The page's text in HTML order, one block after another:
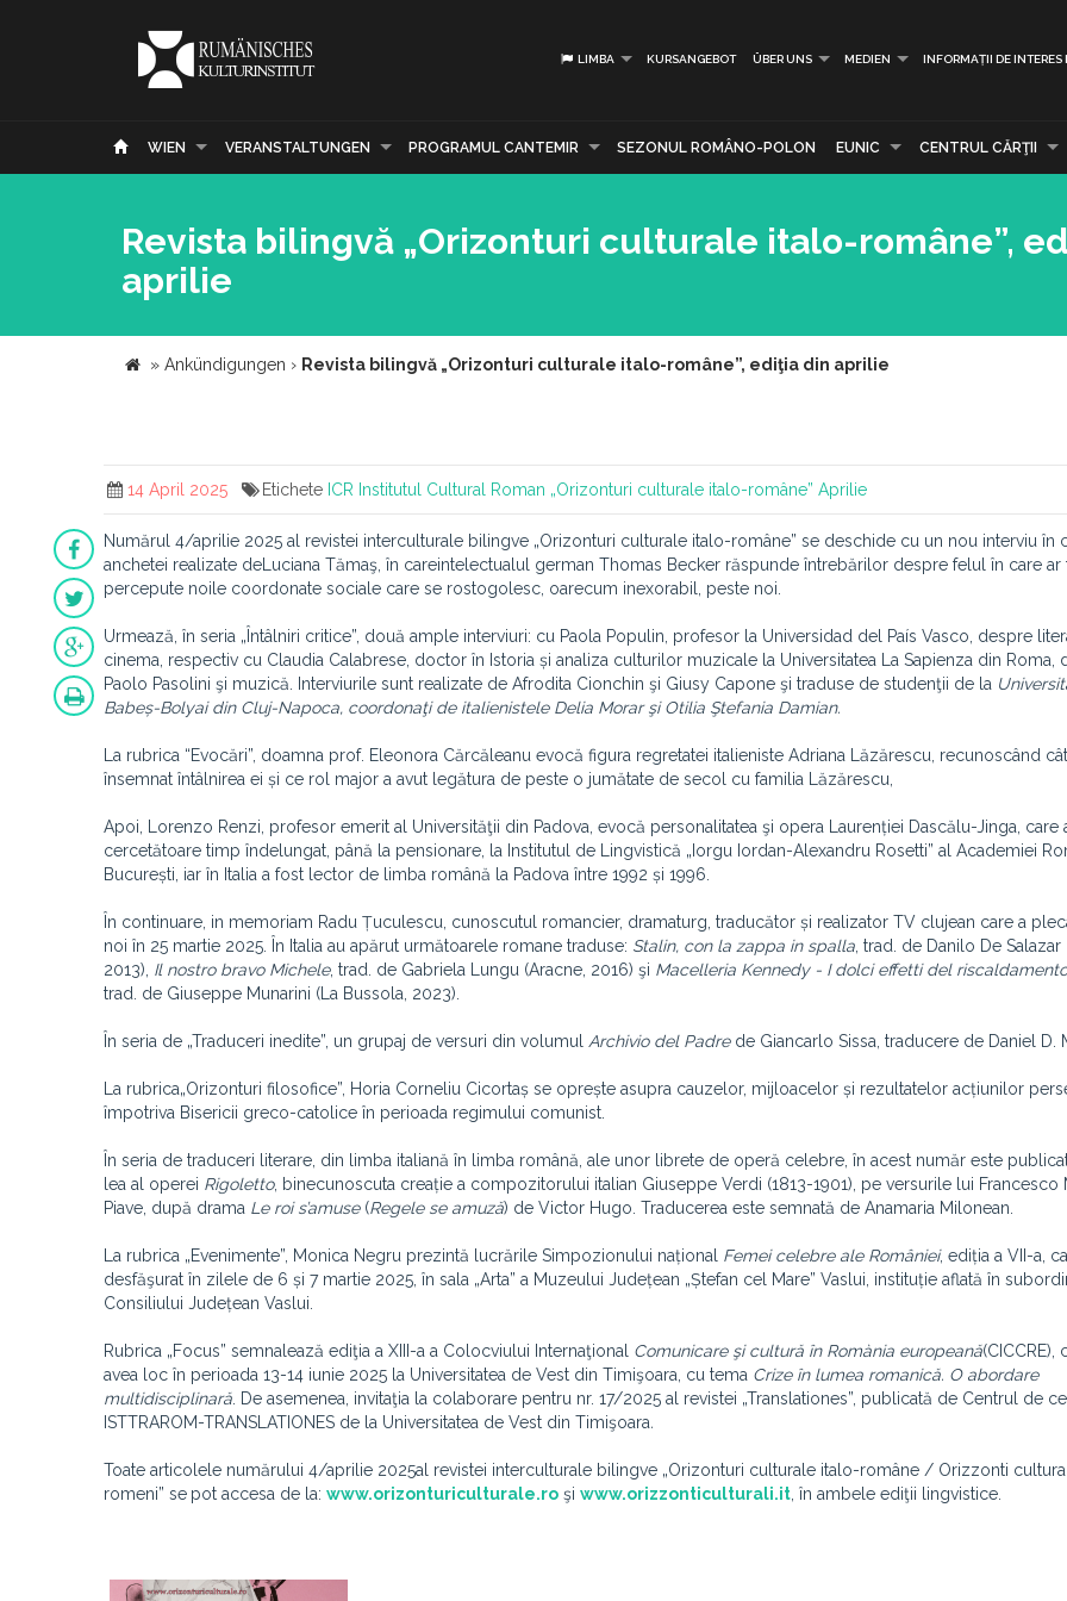
LIMBA KURSANGEBOT ÜBER UNS MEDIEN INFORMAȚII DE INTERES
WIEN VERANSTALTUNGEN PROGRAMUL CANTEMIR SEZONUL ROMÂNO-POLON EUNIC CENTRUL CĂRŢII
Revista bilingvă „Orizonturi culturale italo-române”,
aprilie
» Ankündigungen › Revista bilingvă „Orizonturi culturale italo-române”, ediţia din aprilie
14 April 2025 Etichete ICR Institutul Cultural Roman „Orizonturi culturale italo-române” Aprilie
Numărul 4/aprilie 2025 al revistei interculturale bilingve „Orizonturi culturale italo-române” se deschide cu un nou interviu în
anchetei realizate deLuciana Tămaş, în careintelectualul german Thomas Becker răspunde întrebărilor despre felul în care ar
percepute noile coordonate sociale care se rostogolesc, oarecum inexorabil, peste noi.
Urmează, în seria „Întâlniri critice”, două ample interviuri: cu Paola Populin, profesor la Universidad del País Vasco, despre
cinema, respectiv cu Claudia Calabrese, doctor în Istoria și analiza culturilor muzicale la Universitatea La Sapienza din Roma,
Paolo Pasolini şi muzică. Interviurile sunt realizate de Afrodita Cionchin şi Giusy Capone şi traduse de studenţii de la
Babeș-Bolyai din Cluj-Napoca, coordonaţi de italienistele Delia Morar şi Otilia Ştefania Damian.
La rubrica “Evocări”, doamna prof. Eleonora Cărcăleanu evocă figura regretatei italieniste Adriana Lăzărescu, recunoscând
însemnat întâlnirea ei și ce rol major a avut legătura de peste o jumătate de secol cu familia Lăzărescu,
Apoi, Lorenzo Renzi, profesor emerit al Universităţii din Padova, evocă personalitatea şi opera Laurenției Dascălu-Jinga, care
cercetătoare timp îndelungat, până la pensionare, la Institutul de Lingvistică „Iorgu Iordan-Alexandru Rosetti” al Academiei
București, iar în Italia a fost lector de limba română la Padova între 1992 și 1996.
În continuare, in memoriam Radu Țuculescu, cunoscutul romancier, dramaturg, traducător și realizator TV clujean care a
noi în 25 martie 2025. În Italia au apărut următoarele romane traduse: Stalin, con la zappa in spalla , trad. de Danilo De Salazar
2013), Il nostro bravo Michele, trad. de Gabriela Lungu (Aracne, 2016) şi Macelleria Kennedy - I dolci effetti del
trad. de Giuseppe Munarini (La Bussola, 2023).
În seria de „Traduceri inedite”, un grupaj de versuri din volumul Archivio del Padrede Giancarlo Sissa, traducere de Daniel D.
La rubrica„Orizonturi filosofice”, Horia Corneliu Cicortaș se oprește asupra cauzelor, mijloacelor și rezultatelor acțiunilor
împotriva Bisericii greco-catolice în perioada regimului comunist.
În seria de traduceri literare, din limba italiană în limba română, ale unor librete de operă celebre, în acest număr este
lea al operei Rigoletto, binecunoscuta creație a compozitorului italian Giuseppe Verdi (1813-1901), pe versurile lui Francesco
Piave, după drama Le roi s’amuse(Regele se amuză) de Victor Hugo. Traducerea este semnată de Anamaria Milonean.
La rubrica „Evenimente”, Monica Negru prezintă lucrările Simpozionului național Femei celebre ale României, ediția a VII-a,
desfăşurat în zilele de 6 și 7 martie 2025, în sala „Arta” a Muzeului Județean „Ștefan cel Mare” Vaslui, instituție aflată în
Consiliului Județean Vaslui.
Rubrica „Focus” semnalează ediţia a XIII-a a Colocviului Internaţional Comunicare şi cultură în Romània europeană(CICCRE),
avea loc în perioada 13-14 iunie 2025 la Universitatea de Vest din Timişoara, cu tema Crize în lumea romanică. O abordare
multidisciplinară . De asemenea, invitaţia la colaborare pentru nr. 17/2025 al revistei „Translationes”, publicată de Centrul de
ISTTRAROM-TRANSLATIONES de la Universitatea de Vest din Timişoara.
Toate articolele numărului 4/aprilie 2025al revistei interculturale bilingve „Orizonturi culturale italo-române / Orizzonti
romeni” se pot accesa de la: www.orizonturiculturale.ro şi www.orizzonticulturali.it , în ambele ediţii lingvistice.